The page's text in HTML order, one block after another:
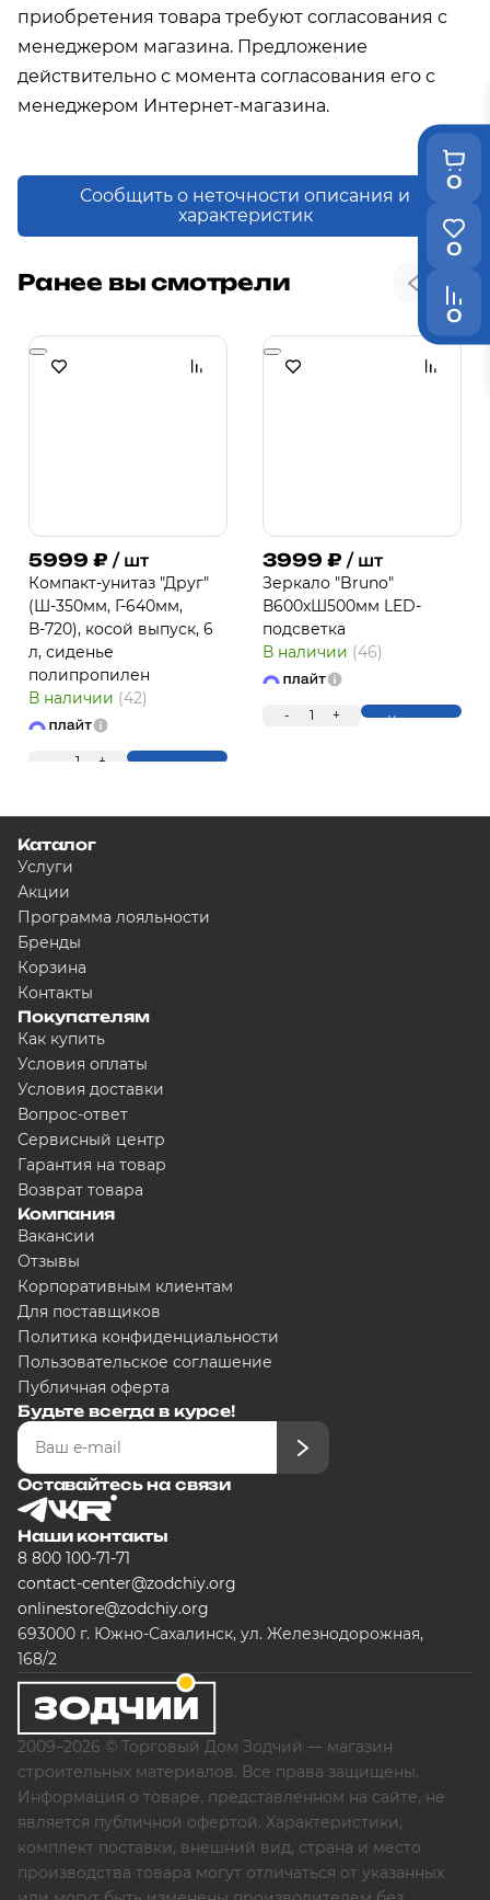
0
0
0
приобретения товара требуют согласования с
менеджером магазина. Предложение
действительно с момента согласования его с
менеджером Интернет-магазина.
Сообщить о неточности описания и
характеристик
Ранее вы смотрели
5999 ₽ / шт
Компакт-унитаз "Друг"
(Ш-350мм, Г-640мм,
В-720), косой выпуск, 6
л, сиденье
полипропилен
В наличии (42)
1 + Купить
3999 ₽ / шт
Зеркало "Bruno"
В600хШ500мм LED-
подсветка
В наличии (46)
- 1 + Купить
Каталог
Услуги
Акции
Программа лояльности
Бренды
Корзина
Контакты
Покупателям
Как купить
Условия оплаты
Условия доставки
Вопрос-ответ
Сервисный центр
Гарантия на товар
Возврат товара
Компания
Вакансии
Отзывы
Корпоративным клиентам
Для поставщиков
Политика конфиденциальности
Пользовательское соглашение
Публичная оферта
Будьте всегда в курсе!
Оставайтесь на связи
Наши контакты
8 800 100-71-71
contact-center@zodchiy.org
onlinestore@zodchiy.org
693000 г. Южно-Сахалинск, ул. Железнодорожная,
168/2
2009–2026 © Торговый Дом Зодчий — магазин
строительных материалов. Все права защищены.
Информация о товаре, представленном на сайте, не
является публичной офертой. Характеристики,
комплект поставки, внешний вид, страна и место
производства товара могут отличаться от указанных